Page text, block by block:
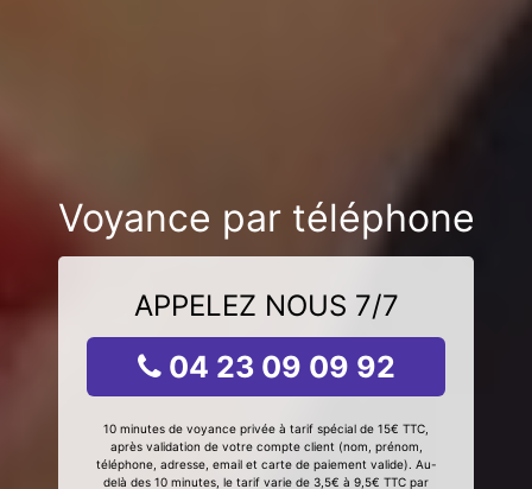
Voyance par téléphone
APPELEZ NOUS 7/7
04 23 09 09 92
10 minutes de voyance privée à tarif spécial de 15€ TTC,
après validation de votre compte client (nom, prénom,
téléphone, adresse, email et carte de paiement valide). Au-
delà des 10 minutes, le tarif varie de 3,5€ à 9,5€ TTC par